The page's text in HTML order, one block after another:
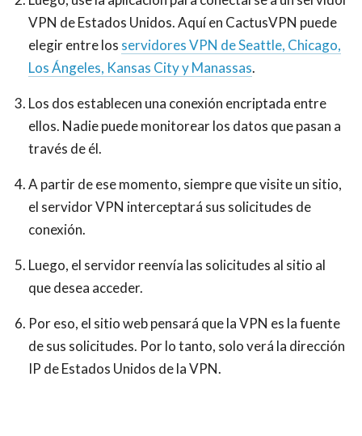
VPN deEstados Unidos. Aquí en CactusVPN puede
elegir entre los servidores VPN de Seattle, Chicago,
Los Ángeles, Kansas City y Manassas.
Los dos establecen una conexión encriptada entre
ellos. Nadie puede monitorear los datos que pasan a
través de él.
A partir de ese momento, siempre que visite un sitio,
el servidor VPN interceptará sus solicitudes de
conexión.
Luego, el servidor reenvía las solicitudes al sitio al
que desea acceder.
Por eso, el sitio web pensará que la VPN es la fuente
de sus solicitudes. Por lo tanto, solo verá la dirección
IP deEstados Unidos de la VPN.